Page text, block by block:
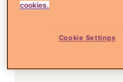
Comida, Recetas y
8
PESCADO
cookies.
Cookie Settings